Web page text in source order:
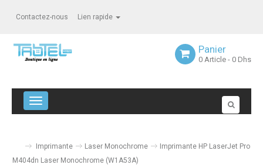
Contactez-nous Lien rapide
Panier
0 Article - 0 Dhs
Navigation bascule
Imprimante Laser Monochrome
Imprimante HP LaserJet Pro
M404dn Laser Monochrome (W1A53A)